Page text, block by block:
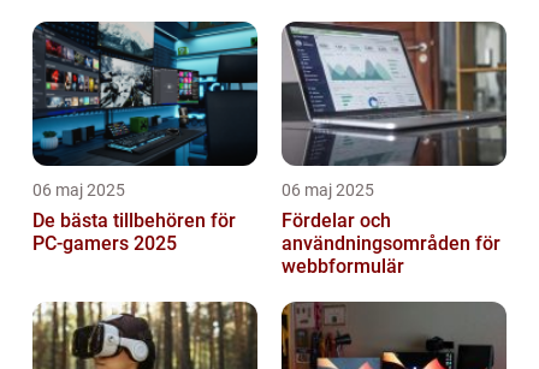
06 maj 2025
De bästa tillbehören för
PC-gamers 2025
06 maj 2025
Fördelar och
användningsområden för
webbformulär